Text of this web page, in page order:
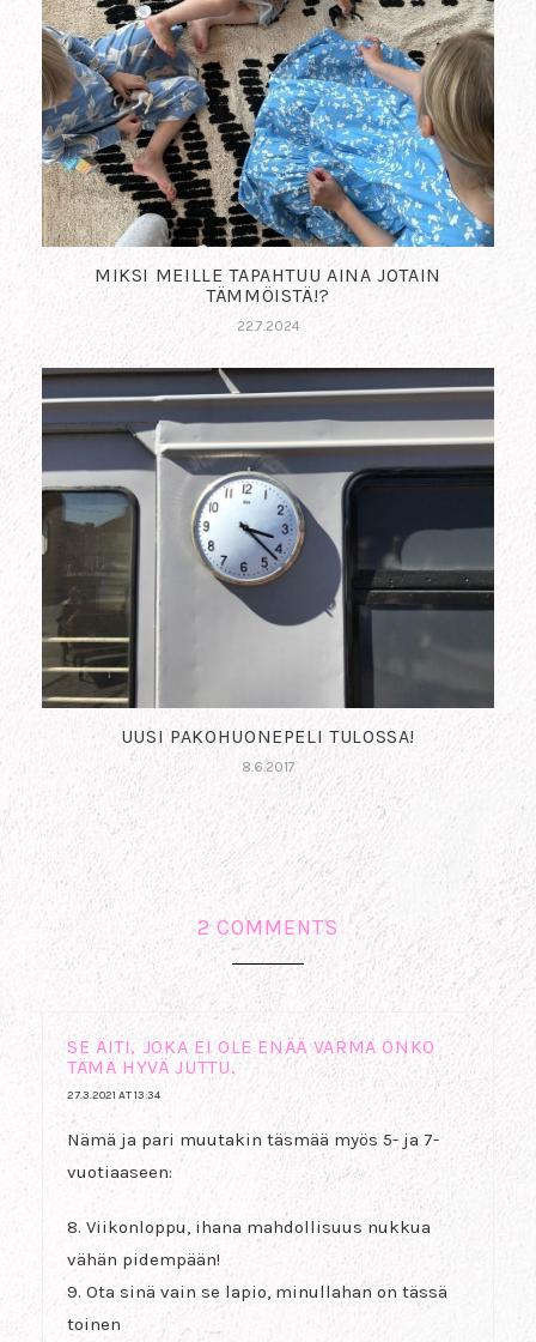
MIKSI MEILLE TAPAHTUU AINA JOTAIN
TÄMMÖISTÄ!?
22.7.2024
UUSI PAKOHUONEPELI TULOSSA!
8.6.2017
2 COMMENTS
SE ÄITI, JOKA EI OLE ENÄÄ VARMA ONKO
TÄMÄ HYVÄ JUTTU.
27.3.2021 AT 13:34
Nämä ja pari muutakin täsmää myös 5- ja 7-
vuotiaaseen:
8. Viikonloppu, ihana mahdollisuus nukkua
vähän pidempään!
9. Ota sinä vain se lapio, minullahan on tässä
toinen